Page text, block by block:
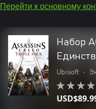
Перейти к основному
Набор
Ubisoft •